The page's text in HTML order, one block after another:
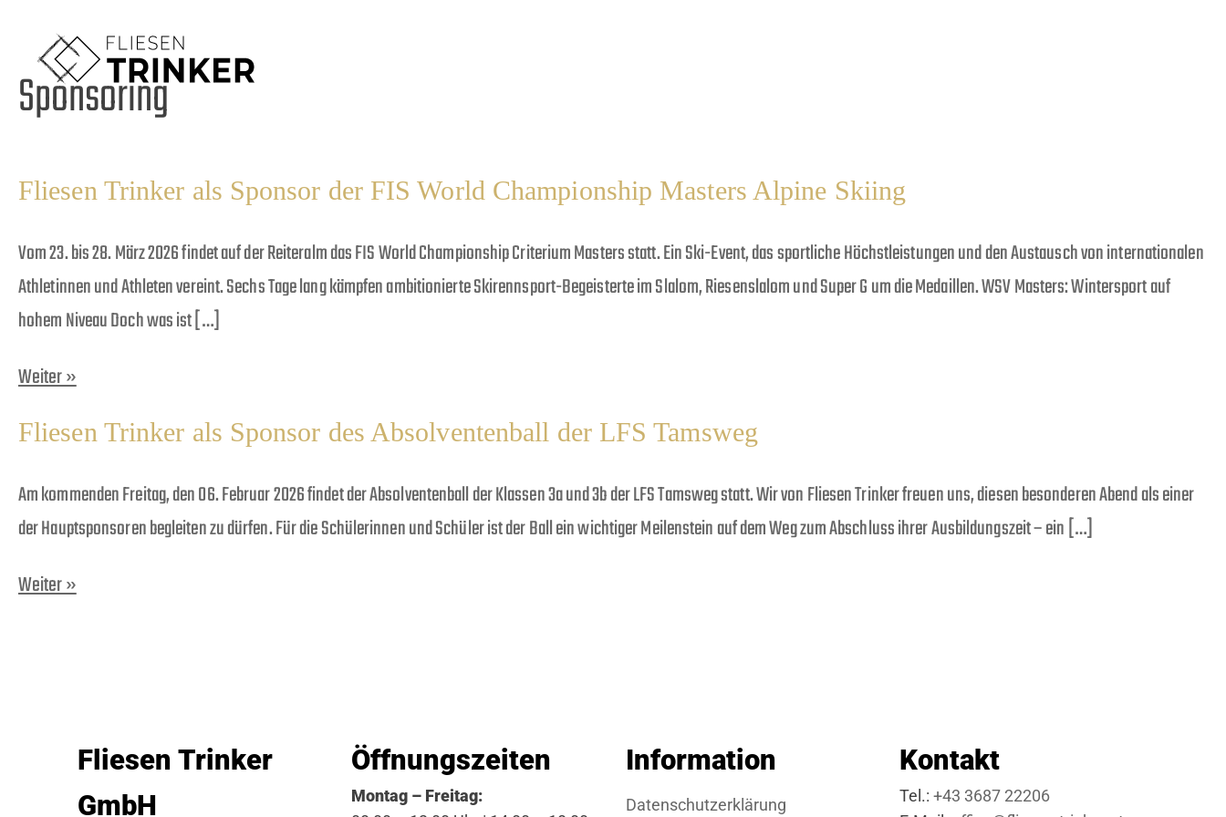
Sponsoring
Fliesen Trinker als Sponsor der FIS World Championship Masters Alpine Skiing
Vom 23. bis 28. März 2026 findet auf der Reiteralm das FIS World Championship Criterium Masters statt. Ein Ski-Event, das sportliche Höchstleistungen und den Austausch von internationalen
Athletinnen und Athleten vereint. Sechs Tage lang kämpfen ambitionierte Skirennsport-Begeisterte im Slalom, Riesenslalom und Super G um die Medaillen. WSV Masters: Wintersport auf
hohem Niveau Doch was ist […]
Weiter »
Fliesen Trinker als Sponsor des Absolventenball der LFS Tamsweg
Am kommenden Freitag, den 06. Februar 2026 findet der Absolventenball der Klassen 3a und 3b der LFS Tamsweg statt. Wir von Fliesen Trinker freuen uns, diesen besonderen Abend als einer
der Hauptsponsoren begleiten zu dürfen. Für die Schülerinnen und Schüler ist der Ball ein wichtiger Meilenstein auf dem Weg zum Abschluss ihrer Ausbildungszeit – ein […]
Weiter »
Fliesen Trinker
GmbH
Öffnungszeiten
Montag – Freitag:
Information
Datenschutzerklärung
Kontakt
Tel.: +43 3687 22206